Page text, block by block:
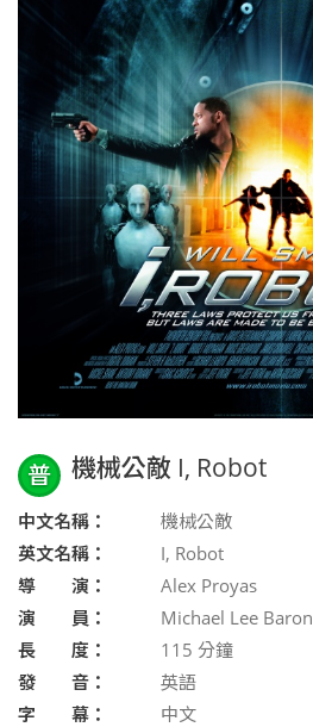
普 機械公敵 I, Robot
中文名稱：
機械公敵
英文名稱：
I, Robot
導 演：
Alex Proyas
演 員：
Michael Lee Baron
長 度：
115 分鐘
發 音：
英語
字 幕：
中文